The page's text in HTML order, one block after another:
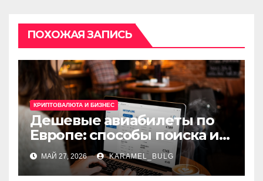
ПОХОЖАЯ ЗАПИСЬ
КРИПТОВАЛЮТА И БИЗНЕС
Дешевые авиабилеты по
Европе: способы поиска и
сравнение тарифов
МАЙ 27, 2026 KARAMEL_BULG